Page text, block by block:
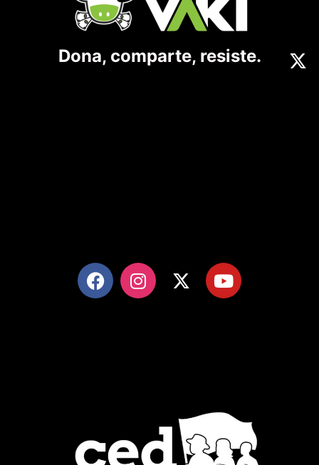
Dona, comparte, resiste.